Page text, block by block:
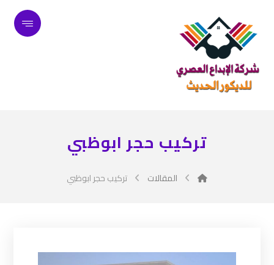
تركيب حجر ابوظبي
المقالات تركيب حجر ابوظبي